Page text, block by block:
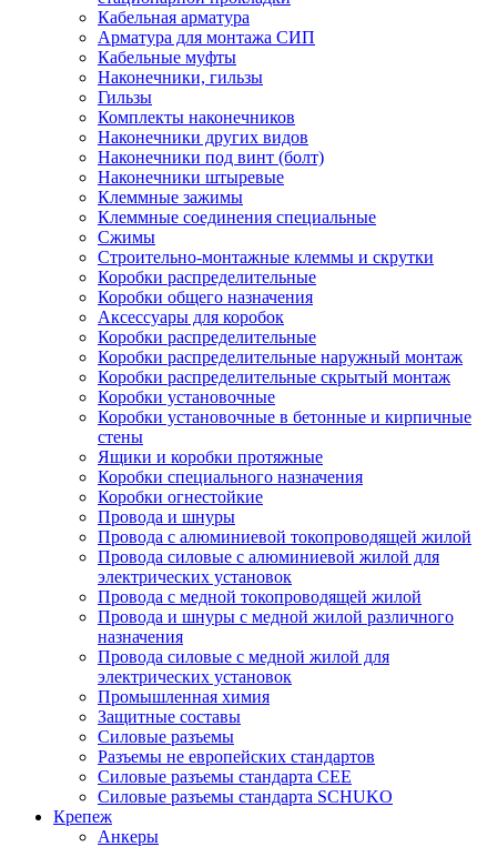
Кабельная арматура
Арматура для монтажа СИП
Кабельные муфты
Наконечники, гильзы
Гильзы
Комплекты наконечников
Наконечники других видов
Наконечники под винт (болт)
Наконечники штыревые
Клеммные зажимы
Клеммные соединения специальные
Сжимы
Строительно-монтажные клеммы и скрутки
Коробки распределительные
Коробки общего назначения
Аксессуары для коробок
Коробки распределительные
Коробки распределительные наружный монтаж
Коробки распределительные скрытый монтаж
Коробки установочные
Коробки установочные в бетонные и кирпичные
стены
Ящики и коробки протяжные
Коробки специального назначения
Коробки огнестойкие
Провода и шнуры
Провода с алюминиевой токопроводящей жилой
Провода силовые с алюминиевой жилой для
электрических установок
Провода с медной токопроводящей жилой
Провода и шнуры с медной жилой различного
назначения
Провода силовые с медной жилой для
электрических установок
Промышленная химия
Защитные составы
Силовые разъемы
Разъемы не европейских стандартов
Силовые разъемы стандарта CEE
Силовые разъемы стандарта SCHUKO
Крепеж
Анкеры